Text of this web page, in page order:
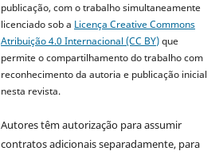
publicação, com o trabalho simultaneamente
licenciado sob a Licença Creative Commons
Atribuição 4.0 Internacional (CC BY)que
permite o compartilhamento do trabalho com
reconhecimento da autoria e publicação inicial
nesta revista.
Autores têm autorização para assumir
contratos adicionais separadamente, para